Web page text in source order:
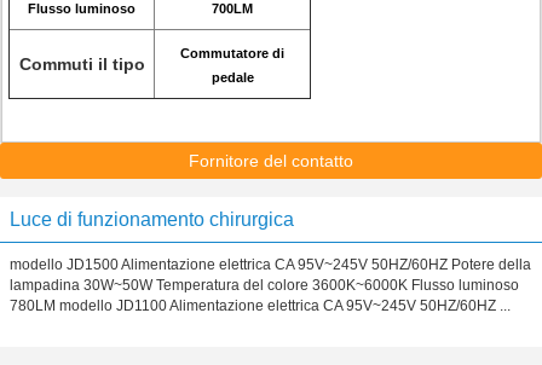
Flusso luminoso 700LM
Commuti il tipo
Commutatore di
pedale
Fornitore del contatto
Luce di funzionamento chirurgica
modello JD1500 Alimentazione elettrica CA 95V~245V 50HZ/60HZ Potere della
lampadina 30W~50W Temperatura del colore 3600K~6000K Flusso luminoso
780LM modello JD1100 Alimentazione elettrica CA 95V~245V 50HZ/60HZ ...